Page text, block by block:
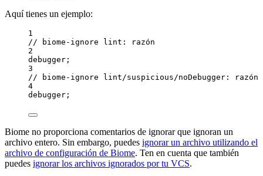
Aquí tienes un ejemplo:
1
// biome-ignore lint: razón
2
debugger ;
3
// biome-ignore lint/suspicious/noDebugger: razón
4
debugger ;
Biome no proporciona comentarios de ignorar que ignoran un
archivo entero. Sin embargo, puedes ignorar un archivo utilizando el
archivo de configuración de Biome. Ten en cuenta que también
puedes ignorar los archivos ignorados por tu VCS.